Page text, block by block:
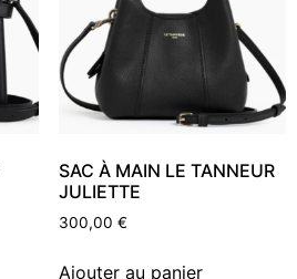
SAC À MAIN LE TANNEUR
JULIETTE
300,00 €
Ajouter au panier